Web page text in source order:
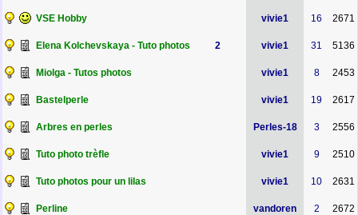
VSE Hobby vivie1 16 2671
Elena Kolchevskaya - Tuto photos 2 vivie1 31 5136
Miolga - Tutos photos vivie1 8 2453
Bastelperle vivie1 19 2617
Arbres en perles Perles-18 3 2556
Tuto photo trèfle vivie1 9 2510
Tuto photos pour un lilas vivie1 10 2631
Perline vandoren 2 2672